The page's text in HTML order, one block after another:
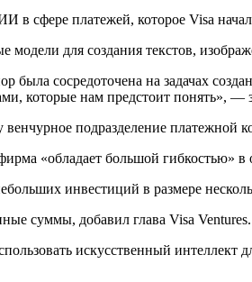
сфере платежей, которое Visa
для создания текстов,
была сосредоточена на задачах
которые нам предстоит понять», —
венчурное подразделение платежной
«обладает большой гибкостью»
инвестиций в размере
суммы, добавил глава Visa Ventures.
искусственный